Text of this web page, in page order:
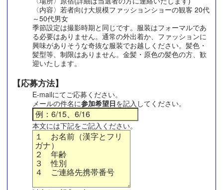
〈内容〉若者向け大規模ファッションショーの観客 20代
～50代男女
季節設定は撮影時期と同じです。服装はフォーマルであ
る必要はありません。通常の外出着か、ファッションに
興味がありそうな奇抜な服装でお越しください。髪色・
髪型等、制限はありません。金髪・原色の髪色の方、歓
迎いたします。
【応募方法】
E-mailにてご応募ください。
メールの件名に参加希望日を記入してください。
本文には下記をご記入ください。